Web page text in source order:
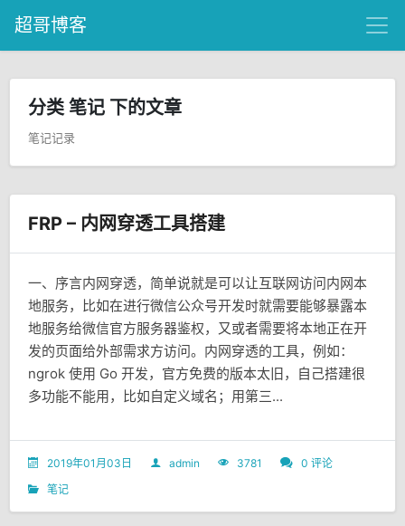
超哥博客
分类 笔记 下的文章
笔记记录
FRP – 内网穿透工具搭建
一、序言内网穿透，简单说就是可以让互联网访问内网本
地服务，比如在进行微信公众号开发时就需要能够暴露本
地服务给微信官方服务器鉴权，又或者需要将本地正在开
发的页面给外部需求方访问。内网穿透的工具，例如：
ngrok 使用 Go 开发，官方免费的版本太旧，自己搭建很
多功能不能用，比如自定义域名；用第三...
2019年01月03日 admin 3781
0 评论
笔记